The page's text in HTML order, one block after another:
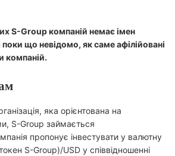
S-Group компаній немає імен
що невідомо, як саме афілійовані
компаній.
яка орієнтована на
S-Group займається
пропонує інвестувати у валютну
S-Group)/USD у співвідношенні